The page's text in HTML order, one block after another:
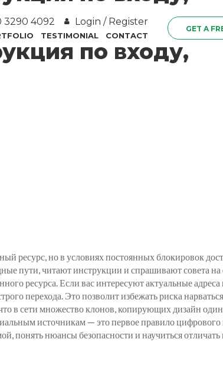
3290 4092 Login / Register
TESTIMONIAL CONTACT
GET A
по входу,
ресурс, но в условиях постоянных блокировок
пути, читают инструкции и спрашивают совета
ресурса. Если вас интересуют актуальные адреса
перехода. Это позволит избежать риска
в сети множество клонов, копирующих дизайн
источникам — это первое правило цифрового
понять нюансы безопасности и научиться